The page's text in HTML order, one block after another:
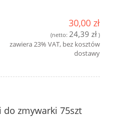
30,00 zł
(netto: 24,39 zł )
zawiera 23% VAT, bez kosztów
dostawy
do zmywarki 75szt